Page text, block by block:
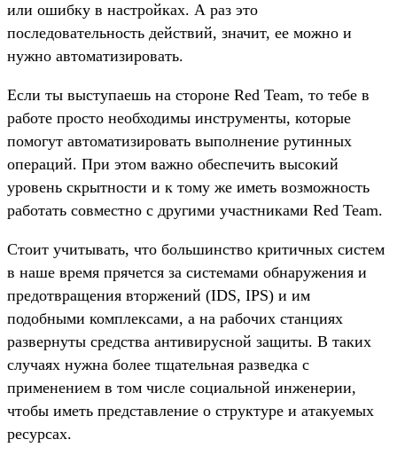
или ошибку в настройках. А раз это
последовательность действий, значит, ее можно и
нужно автоматизировать.
Если ты выступаешь на стороне Red Team, то тебе в
работе просто необходимы инструменты, которые
помогут автоматизировать выполнение рутинных
операций. При этом важно обеспечить высокий
уровень скрытности и к тому же иметь возможность
работать совместно с другими участниками Red Team.
Стоит учитывать, что большинство критичных систем
в наше время прячется за системами обнаружения и
предотвращения вторжений (IDS, IPS) и им
подобными комплексами, а на рабочих станциях
развернуты средства антивирусной защиты. В таких
случаях нужна более тщательная разведка с
применением в том числе социальной инженерии,
чтобы иметь представление о структуре и атакуемых
ресурсах.